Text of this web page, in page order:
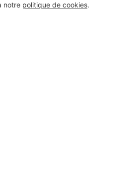
notre politique de cookies.